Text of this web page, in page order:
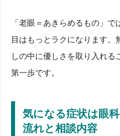
「老眼＝あきらめるもの」
目はもっとラクになります。
しの中に優しさを取り入れる
第一歩です。
気になる症状は眼
流れと相談内容